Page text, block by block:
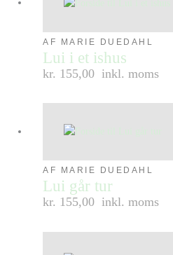
AF MARIE DUEDAHL
Lui i et ishus
kr. 155,00 inkl. moms
AF MARIE DUEDAHL
Lui går tur
kr. 155,00 inkl. moms